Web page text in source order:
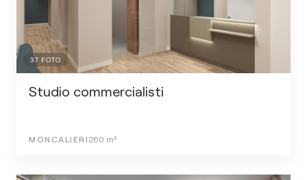
37 FOTO
Studio commercialisti
MONCALIERI 260 m²